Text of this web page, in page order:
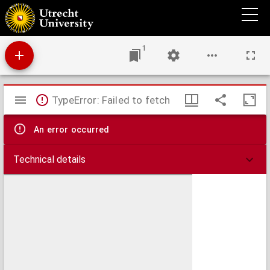
Het Heilige Vormsel : volledige verklaring van het H.Sacrament des Vormsels
1
Mirador
viewer
TypeError: Failed to fetch
An error occurred
Technical details